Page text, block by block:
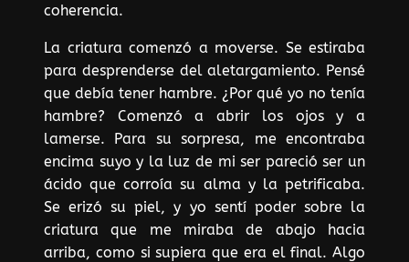
coherencia.
La criatura comenzó a moverse. Se estiraba
para desprenderse del aletargamiento. Pensé
que debía tener hambre. ¿Por qué yo no tenía
hambre? Comenzó a abrir los ojos y a
lamerse. Para su sorpresa, me encontraba
encima suyo y la luz de mi ser pareció ser un
ácido que corroía su alma y la petrificaba.
Se erizó su piel, y yo sentí poder sobre la
criatura que me miraba de abajo hacia
arriba, como si supiera que era el final. Algo